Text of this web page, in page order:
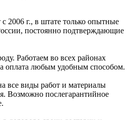
2006 г., в штате только опытные
постоянно подтверждающие
Работаем во всех районах
оплата любым удобным способом.
все виды работ и материалы
Возможно послегарантийное